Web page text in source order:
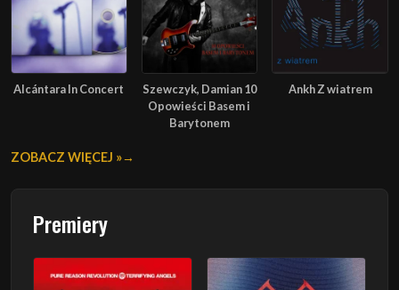
Alcántara In Concert
Szewczyk, Damian 10
Opowieści Basem i
Barytonem
Ankh Z wiatrem
ZOBACZ WIĘCEJ »
Premiery